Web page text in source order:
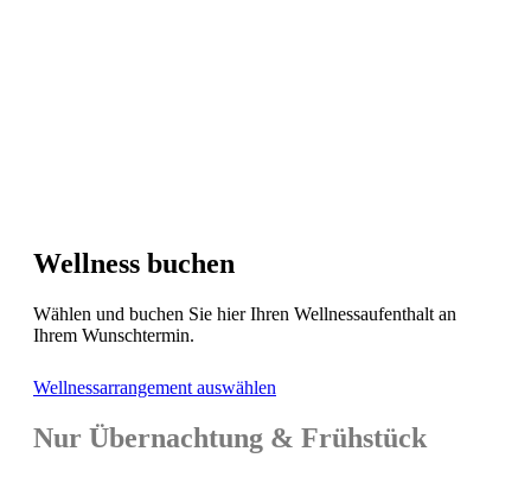
Wellness buchen
Wählen und buchen Sie hier Ihren Wellnessaufenthalt an
Ihrem Wunschtermin.
Wellnessarrangement auswählen
Nur Übernachtung & Frühstück